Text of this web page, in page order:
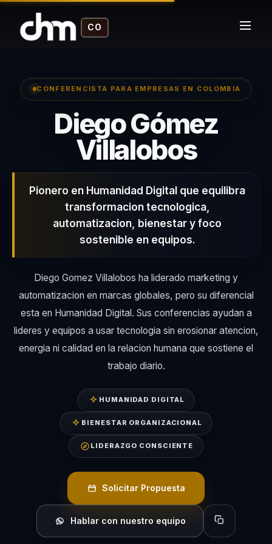
CO
CONFERENCISTA PARA EMPRESAS EN COLOMBIA
Diego Gómez
Villalobos–
Pionero en Humanidad Digital que equilibra
transformacion tecnologica,
automatizacion, bienestar y foco
sostenible en equipos.
Diego Gomez Villalobos ha liderado marketing y
automatizacion en marcas globales, pero su diferencial
esta en Humanidad Digital. Sus conferencias ayudan a
lideres y equipos a usar tecnologia sin erosionar atencion,
energia ni calidad en la relacion humana que sostiene el
trabajo diario.
HUMANIDAD DIGITAL
BIENESTAR ORGANIZACIONAL
LIDERAZGO CONSCIENTE
Solicitar Propuesta
Hablar con nuestro equipo Copiar perfil